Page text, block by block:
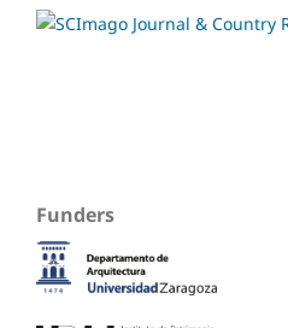
Funders